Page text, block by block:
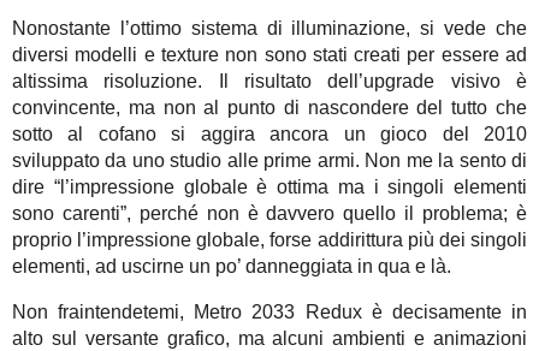
Nonostante l’ottimo sistema di illuminazione, si vede che
diversi modelli e texture non sono stati creati per essere ad
altissima risoluzione. Il risultato dell’upgrade visivo è
convincente, ma non al punto di nascondere del tutto che
sotto al cofano si aggira ancora un gioco del 2010
sviluppato da uno studio alle prime armi. Non me la sento di
dire “l’impressione globale è ottima ma i singoli elementi
sono carenti”, perché non è davvero quello il problema; è
proprio l’impressione globale, forse addirittura più dei singoli
elementi, ad uscirne un po’ danneggiata in qua e là.
Non fraintendetemi, Metro 2033 Redux è decisamente in
alto sul versante grafico, ma alcuni ambienti e animazioni